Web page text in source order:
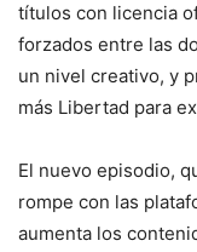
títulos con licencia
forzados entre las
un nivel creativo, y
más Libertad para
El nuevo episodio,
rompe con las
aumenta los